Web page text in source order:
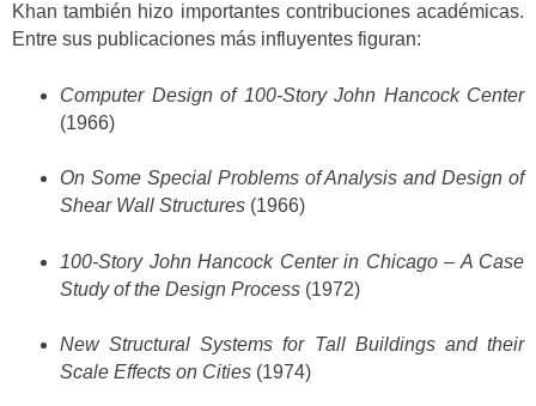
Khan también hizo importantes contribuciones académicas.
Entre sus publicaciones más influyentes figuran:
Computer Design of 100-Story John Hancock Center
(1966)
On Some Special Problems of Analysis and Design of
Shear Wall Structures (1966)
100-Story John Hancock Center in Chicago – A Case
Study of the Design Process (1972)
New Structural Systems for Tall Buildings and their
Scale Effects on Cities (1974)